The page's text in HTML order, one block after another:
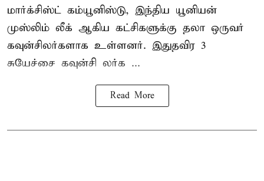
மார்க்சிஸ்ட் கம்யூனிஸ்டு, இந்திய யூனியன்
முஸ்லிம் லீக் ஆகிய கட்சிகளுக்கு தலா ஒருவர்
கவுன்சிலர்களாக உள்ளனர். இதுதவிர 3
சுயேச்சை கவுன்சி லர்க ...
Read More